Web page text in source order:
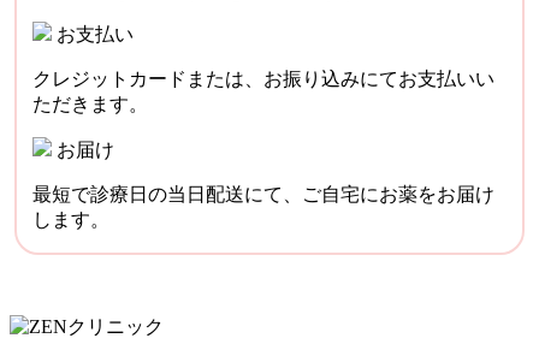
お支払い
クレジットカードまたは、お振り込みにてお支払いい
ただきます。
お届け
最短で診療日の当日配送にて、ご自宅にお薬をお届け
します。